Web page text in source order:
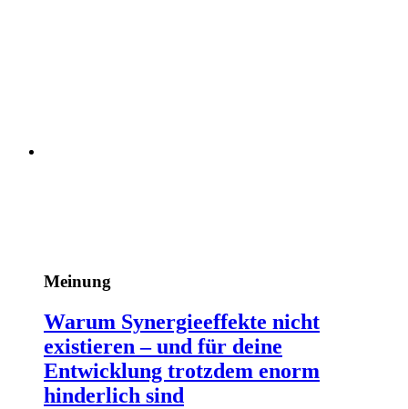
Meinung
Warum Synergieeffekte nicht
existieren – und für deine
Entwicklung trotzdem enorm
hinderlich sind